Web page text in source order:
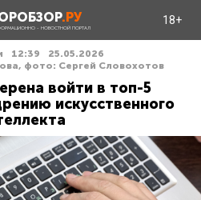
.РУ
- НОВОСТНОЙ ПОРТАЛ
18+
12:39
25.05.2026
фото: Сергей Словохотов
войти в топ-5
искусственного